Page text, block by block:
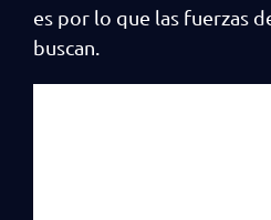
es por lo que las fuerzas
buscan.